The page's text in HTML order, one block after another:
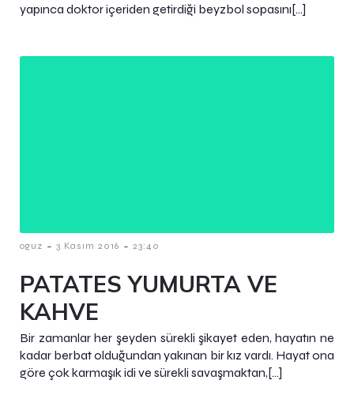
yapınca doktor içeriden getirdiği beyzbol sopasını[…]
oguz - 3 Kasım 2016 - 23:40
PATATES YUMURTA VE
KAHVE
Bir zamanlar her şeyden sürekli şikayet eden, hayatın ne
kadar berbat olduğundan yakınan bir kız vardı. Hayat ona
göre çok karmaşık idi ve sürekli savaşmaktan,[…]